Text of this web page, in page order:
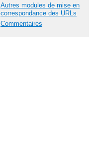
Autres modules de mise en
correspondance des URLs
Commentaires